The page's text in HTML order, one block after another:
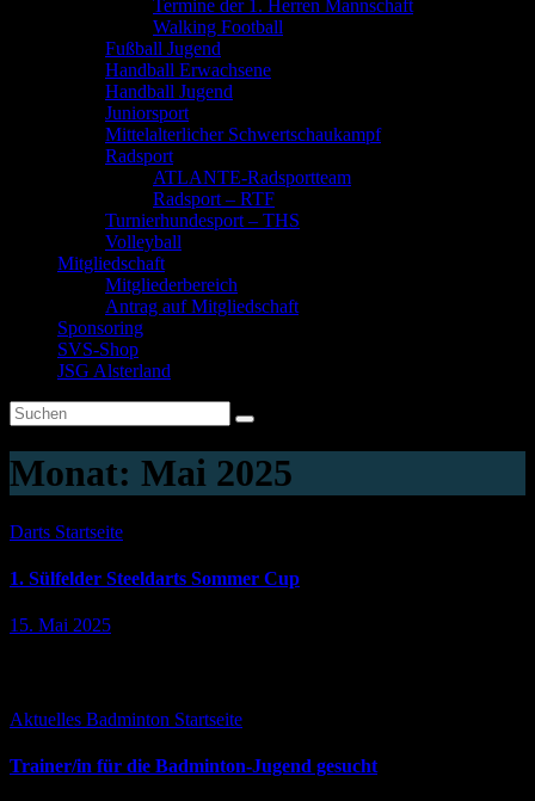
Termine der 1. Herren Mannschaft
Walking Football
Fußball Jugend
Handball Erwachsene
Handball Jugend
Juniorsport
Mittelalterlicher Schwertschaukampf
Radsport
ATLANTE-Radsportteam
Radsport – RTF
Turnierhundesport – THS
Volleyball
Mitgliedschaft
Mitgliederbereich
Antrag auf Mitgliedschaft
Sponsoring
SVS-Shop
JSG Alsterland
Monat: Mai 2025
Darts Startseite
1. Sülfelder Steeldarts Sommer Cup
15. Mai 2025
Aktuelles Badminton Startseite
Trainer/in für die Badminton-Jugend gesucht